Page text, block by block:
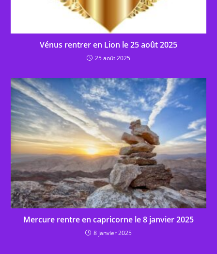
Vénus rentrer en Lion le 25 août 2025
25 août 2025
Mercure rentre en capricorne le 8 janvier 2025
8 janvier 2025